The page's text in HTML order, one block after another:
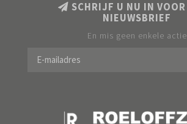
SCHRIJF U NU IN
NIEUWSBRIEF
En mis geen enkele actie